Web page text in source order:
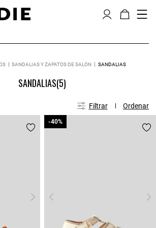
SANDALIAS Y ZAPATOS DE SALÓN SANDALIAS
SANDALIAS(5)
Filtrar Ordenar
-40%
-40%